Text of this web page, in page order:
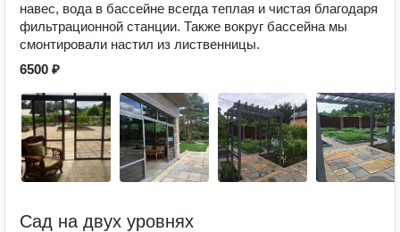
навес, вода в бассейне всегда теплая и чистая благодаря
фильтрационной станции. Также вокруг бассейна мы
смонтировали настил из лиственницы.
6500 ₽
Сад на двух уровнях